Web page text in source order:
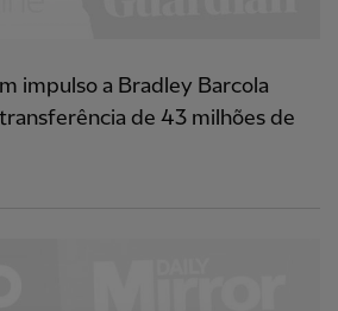
impulso a Bradley Barcola
de 43 milhões de